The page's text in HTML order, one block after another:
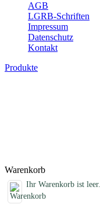
AGB
LGRB-Schriften
Impressum
Datenschutz
Kontakt
Produkte
Warenkorb
Ihr Warenkorb ist leer.